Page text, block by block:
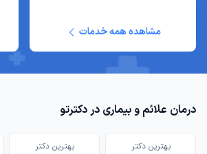
مشاهده همه خدمات
درمان علائم و بیماری در دکترتو
بهترین دکتر بهترین دکتر